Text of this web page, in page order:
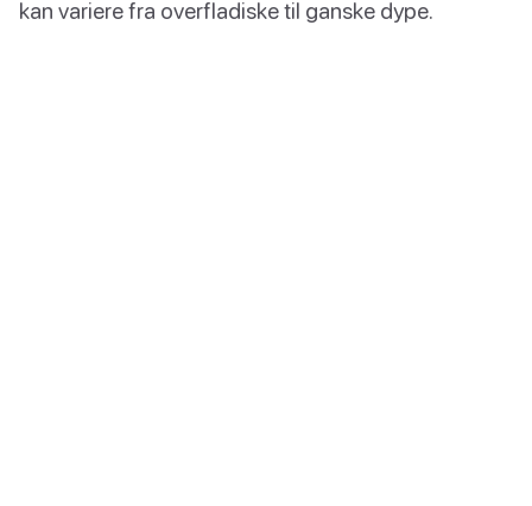
kan variere fra overfladiske til ganske dype.